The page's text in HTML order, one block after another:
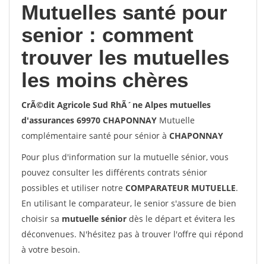
Mutuelles santé pour
senior : comment
trouver les mutuelles
les moins chères
CrÃ©dit Agricole Sud RhÃ´ne Alpes mutuelles
d'assurances 69970 CHAPONNAY Mutuelle
complémentaire santé pour sénior à CHAPONNAY
Pour plus d'information sur la mutuelle sénior, vous
pouvez consulter les différents contrats sénior
possibles et utiliser notre COMPARATEUR MUTUELLE.
En utilisant le comparateur, le senior s'assure de bien
choisir sa mutuelle sénior dès le départ et évitera les
déconvenues. N'hésitez pas à trouver l'offre qui répond
à votre besoin.